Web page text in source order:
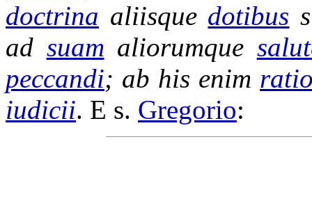
doctrina aliisque dotibus
ad suam aliorumque
peccandi; ab his enim
iudicii. E s. Gregorio: